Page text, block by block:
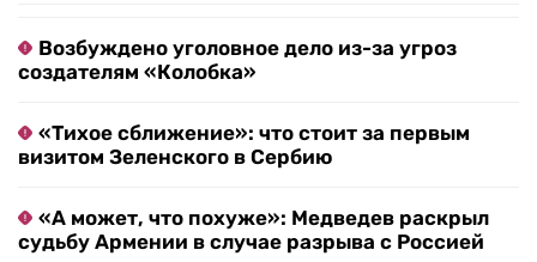
Возбуждено уголовное дело из-за угроз
создателям «Колобка»
«Тихое сближение»: что стоит за первым
визитом Зеленского в Сербию
«А может, что похуже»: Медведев раскрыл
судьбу Армении в случае разрыва с Россией